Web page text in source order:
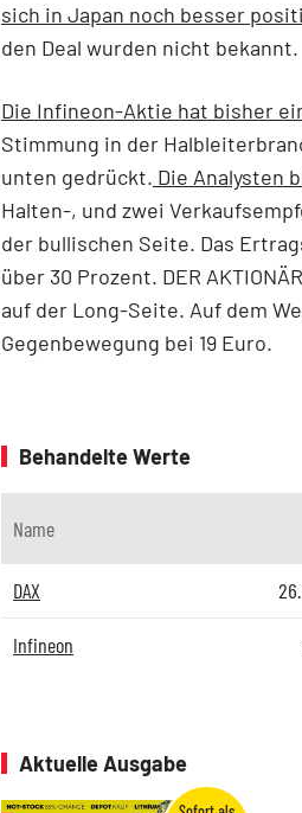
sich in Japan noch besser
den Deal wurden nicht bekannt.
Die Infineon-Aktie hat bisher
Stimmung in der
unten gedrückt. Die Analysten
Halten-, und zwei
der bullischen Seite. Das
über 30 Prozent. DER
auf der Long-Seite. Auf dem
Gegenbewegung bei 19 Euro.
Behandelte Werte
Name
DAX
Infineon
Aktuelle Ausgabe